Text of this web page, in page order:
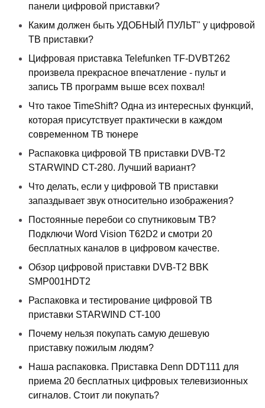
панели цифровой приставки?
Каким должен быть УДОБНЫЙ ПУЛЬТ" у цифровой
ТВ приставки?
Цифровая приставка Telefunken TF-DVBT262
произвела прекрасное впечатление - пульт и
запись ТВ программ выше всех похвал!
Что такое TimeShift? Одна из интересных функций,
которая присутствует практически в каждом
современном ТВ тюнере
Распаковка цифровой ТВ приставки DVB-T2
STARWIND CT-280. Лучший вариант?
Что делать, если у цифровой ТВ приставки
запаздывает звук относительно изображения?
Постоянные перебои со спутниковым ТВ?
Подключи Word Vision T62D2 и смотри 20
бесплатных каналов в цифровом качестве.
Обзор цифровой приставки DVB-T2 BBK
SMP001HDT2
Распаковка и тестирование цифровой ТВ
приставки STARWIND CT-100
Почему нельзя покупать самую дешевую
приставку пожилым людям?
Наша распаковка. Приставка Denn DDT111 для
приема 20 бесплатных цифровых телевизионных
сигналов. Стоит ли покупать?